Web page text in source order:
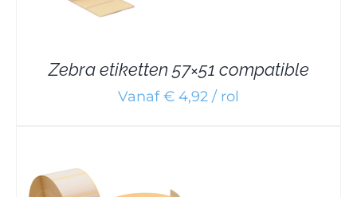
Zebra etiketten 57×51 compatible
Vanaf € 4,92 / rol